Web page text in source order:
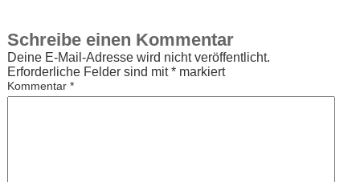
Schreibe einen Kommentar
Deine E-Mail-Adresse wird nicht veröffentlicht.
Erforderliche Felder sind mit*markiert
Kommentar *